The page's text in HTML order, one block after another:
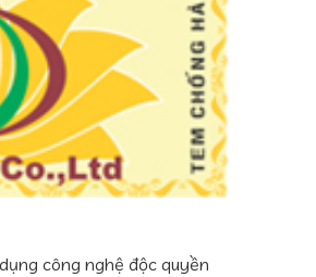
công nghệ độc quyền